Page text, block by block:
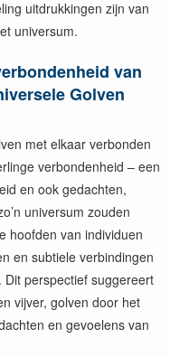
uitdrukkingen zijn van
universum.
van
Golven
met elkaar verbonden
verbondenheid – een
en ook gedachten,
universum zouden
hoofden van individuen
en subtiele verbindingen
perspectief suggereert
vijver, golven door het
en gevoelens van